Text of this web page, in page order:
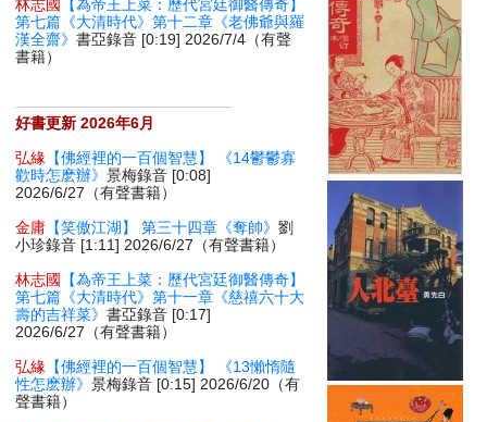
林志國
【為帝王上菜：歷代宮廷御醫傳奇】
第七篇《大清時代》第十二章《老佛爺與羅
漢全齋》書亞錄音 [0:19] 2026/7/4（有聲
書籍）
好書更新 2026年6月
弘緣 【佛經裡的一百個智慧】 《14鬱鬱寡
歡時怎麽辦》景梅錄音 [0:08]
2026/6/27（有聲書籍）
金庸 【笑傲江湖】 第三十四章《奪帥》劉
小珍錄音 [1:11] 2026/6/27（有聲書籍）
林志國
【為帝王上菜：歷代宮廷御醫傳奇】
第七篇《大清時代》第十一章《慈禧六十大
壽的吉祥菜》書亞錄音 [0:17]
2026/6/27（有聲書籍）
弘緣 【佛經裡的一百個智慧】 《13懶惰隨
性怎麽辦》景梅錄音 [0:15] 2026/6/20（有
聲書籍）